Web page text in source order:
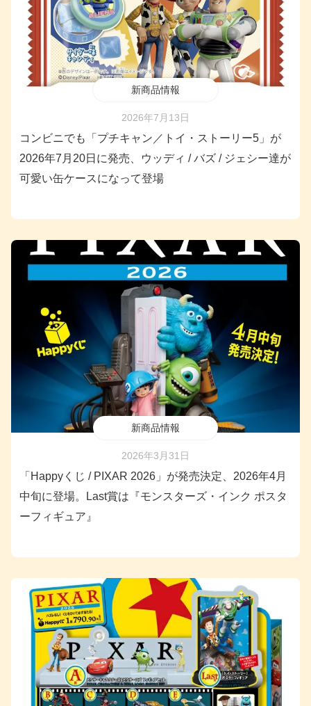
新商品情報
2026年7月13日
コンビニでも「プチキャン／トイ・ストーリー5」が
2026年7月20日に発売、ウッディ / バズ / ジェシー達が
可愛い缶ケースになって登場
新商品情報
2026年3月31日
「Happyくじ / PIXAR 2026」が発売決定、2026年4月
中旬に登場。Last賞は『モンスターズ・インク ポスタ
ーフィギュア』